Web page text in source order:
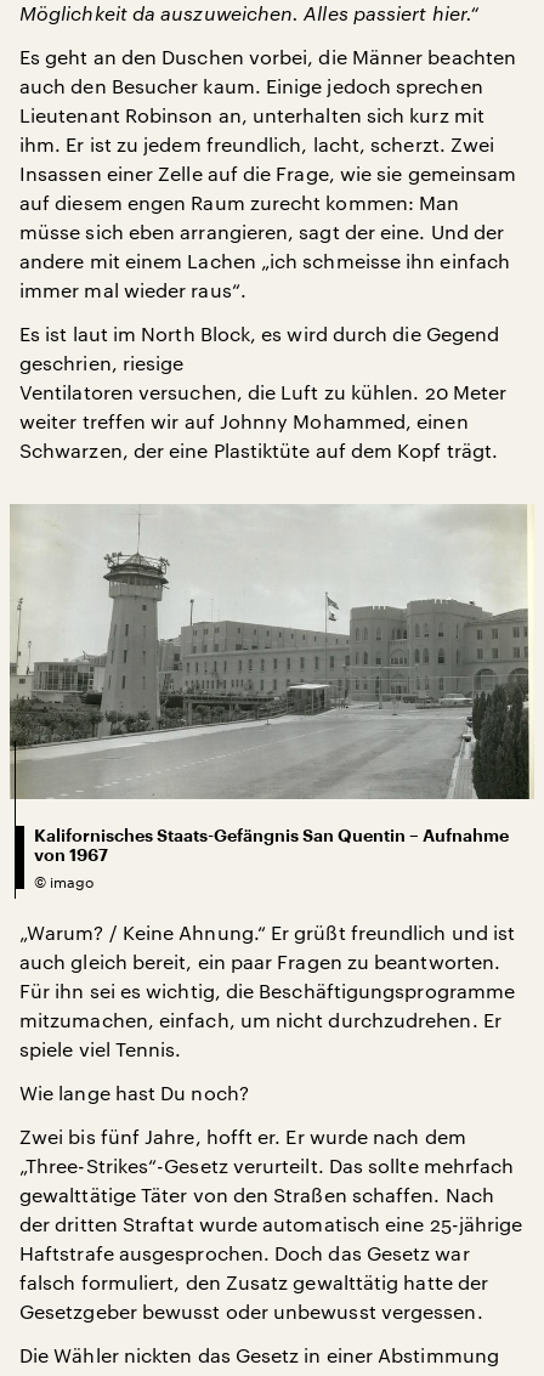
Möglichkeit da auszuweichen. Alles passiert hier.“
Es geht an den Duschen vorbei, die Männer beachten
auch den Besucher kaum. Einige jedoch sprechen
Lieutenant Robinson an, unterhalten sich kurz mit
ihm. Er ist zu jedem freundlich, lacht, scherzt. Zwei
Insassen einer Zelle auf die Frage, wie sie gemeinsam
auf diesem engen Raum zurecht kommen: Man
müsse sich eben arrangieren, sagt der eine. Und der
andere mit einem Lachen „ich schmeisse ihn einfach
immer mal wieder raus“.
Es ist laut im North Block, es wird durch die Gegend
geschrien, riesige
Ventilatoren versuchen, die Luft zu kühlen. 20 Meter
weiter treffen wir auf Johnny Mohammed, einen
Schwarzen, der eine Plastiktüte auf dem Kopf trägt.
Kalifornisches Staats-Gefängnis San Quentin – Aufnahme
von 1967
© imago
„Warum? / Keine Ahnung.“ Er grüßt freundlich und ist
auch gleich bereit, ein paar Fragen zu beantworten.
Für ihn sei es wichtig, die Beschäftigungsprogramme
mitzumachen, einfach, um nicht durchzudrehen. Er
spiele viel Tennis.
Wie lange hast Du noch?
Zwei bis fünf Jahre, hofft er. Er wurde nach dem
„Three-Strikes“-Gesetz verurteilt. Das sollte mehrfach
gewalttätige Täter von den Straßen schaffen. Nach
der dritten Straftat wurde automatisch eine 25-jährige
Haftstrafe ausgesprochen. Doch das Gesetz war
falsch formuliert, den Zusatz gewalttätig hatte der
Gesetzgeber bewusst oder unbewusst vergessen.
Die Wähler nickten das Gesetz in einer Abstimmung